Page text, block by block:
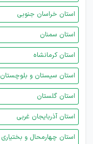
استان خراسان جنوبی
استان سمنان
استان کرمانشاه
استان سیستان و بلوچستان
استان گلستان
استان آذربایجان غربی
استان چهارمحال و بختیاری